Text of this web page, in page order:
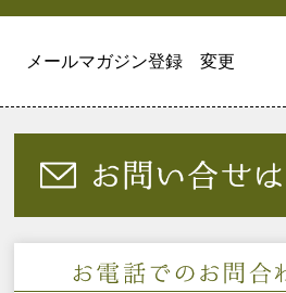
メールマガジン登録 変更